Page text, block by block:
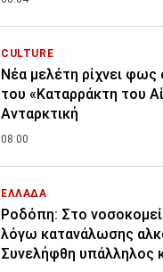
CULTURE
Νέα μελέτη ρίχνει φως
του «Καταρράκτη του
Ανταρκτική
08:00
ΕΛΛΑΔΑ
Ροδόπη: Στο
λόγω κατανάλωσης
Συνελήφθη υπάλληλος